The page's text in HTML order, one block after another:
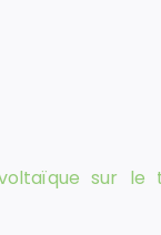
sur le